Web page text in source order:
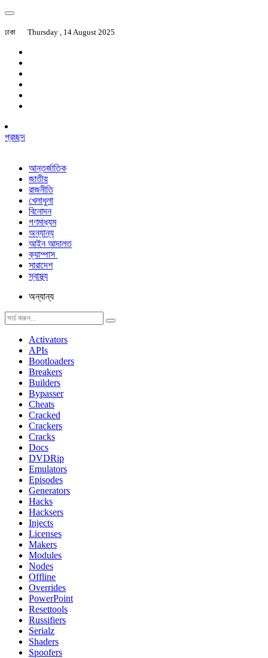
ঢাকা Thursday , 14 August 2025
প্রচ্ছদ
আন্তর্জাতিক
জাতীয়
রাজনীতি
খেলাধুলা
বিনোদন
গণমাধ্যম
অন্যান্য
আইন আদালত
ক্যাম্পাস
সারাদেশ
স্বাস্থ্য
অন্যান্য
Activators
APIs
Bootloaders
Breakers
Builders
Bypasser
Cheats
Cracked
Crackers
Cracks
Docs
DVDRip
Emulators
Episodes
Generators
Hacks
Hacksers
Injects
Licenses
Makers
Modules
Nodes
Offline
Overrides
PowerPoint
Resettools
Russifiers
Serialz
Shaders
Spoofers